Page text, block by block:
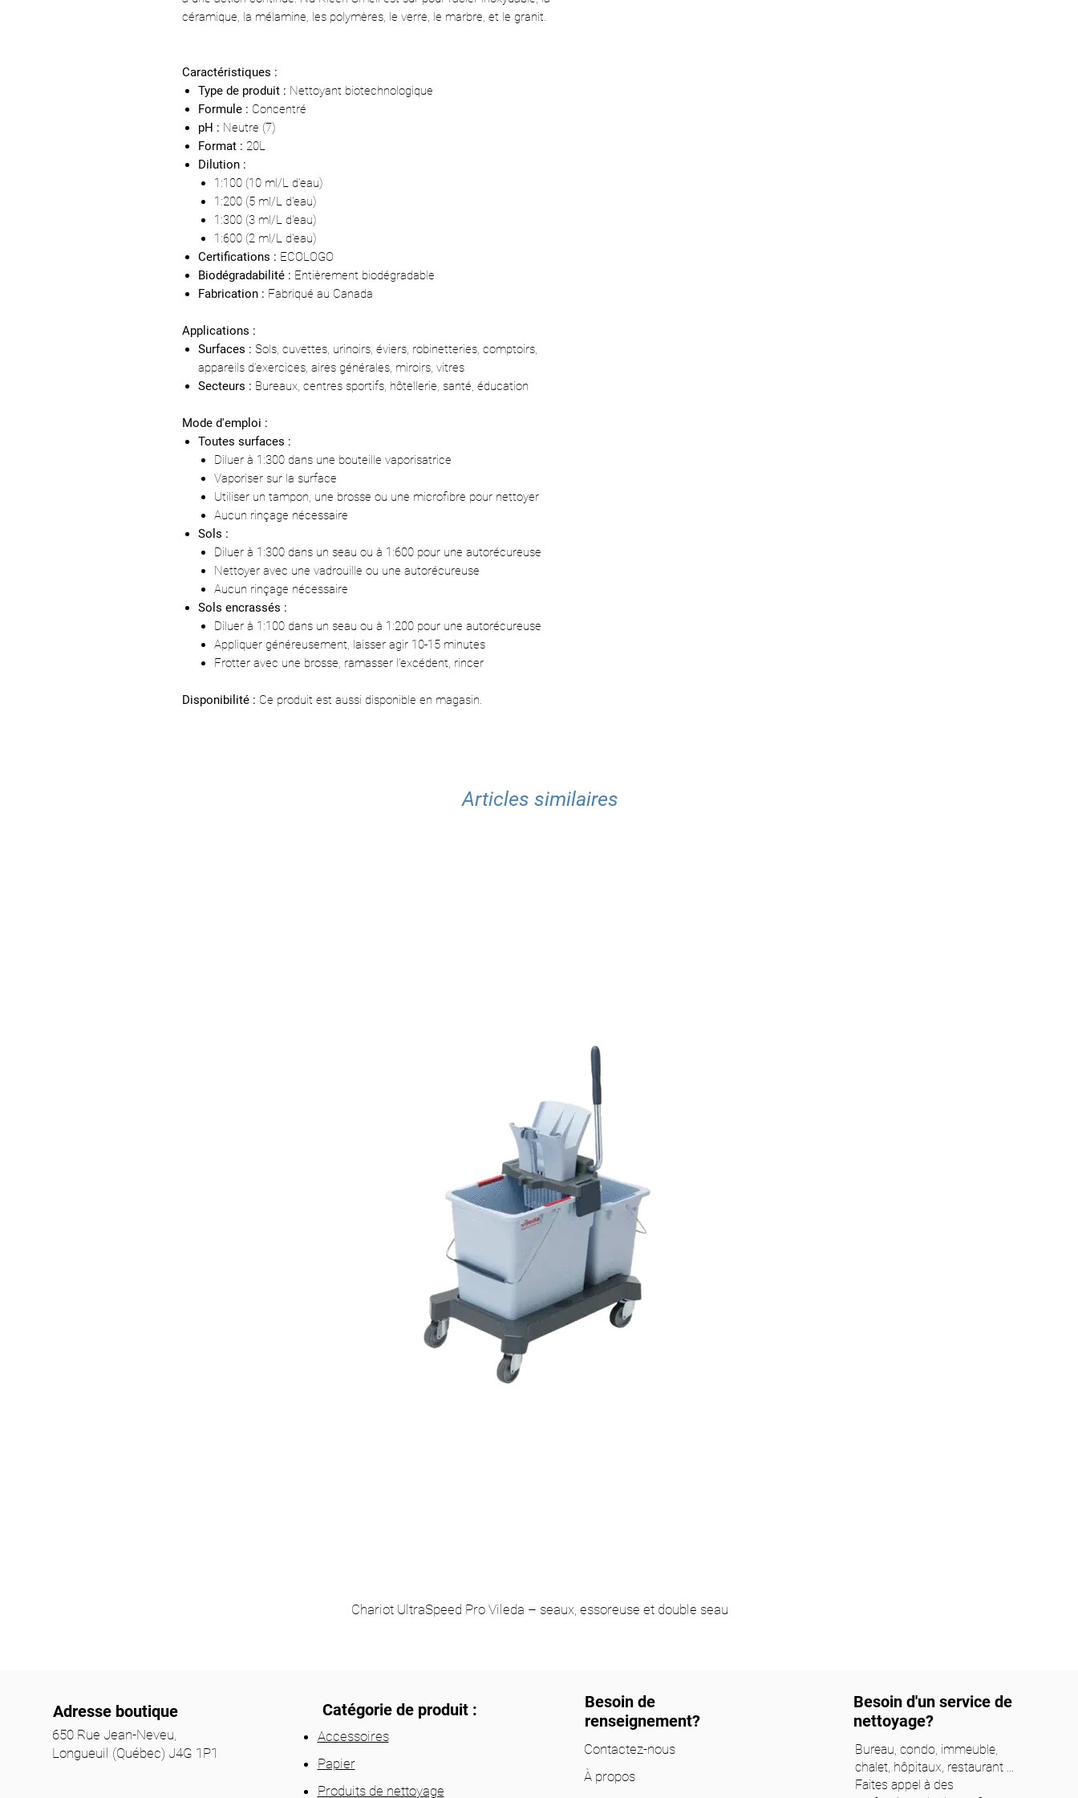
céramique, la mélamine, les polymères, le verre, le marbre, et le granit.
Caractéristiques :
Type de produit : Nettoyant biotechnologique
Formule : Concentré
pH : Neutre (7)
Format : 20L
Dilution :
1:100 (10 ml/L d'eau)
1:200 (5 ml/L d'eau)
1:300 (3 ml/L d'eau)
1:600 (2 ml/L d'eau)
Certifications : ECOLOGO
Biodégradabilité : Entièrement biodégradable
Fabrication : Fabriqué au Canada
Applications :
Surfaces : Sols, cuvettes, urinoirs, éviers, robinetteries, comptoirs,
appareils d’exercices, aires générales, miroirs, vitres
Secteurs : Bureaux, centres sportifs, hôtellerie, santé, éducation
Mode d'emploi :
Toutes surfaces :
Diluer à 1:300 dans une bouteille vaporisatrice
Vaporiser sur la surface
Utiliser un tampon, une brosse ou une microfibre pour nettoyer
Aucun rinçage nécessaire
Sols :
Diluer à 1:300 dans un seau ou à 1:600 pour une autorécureuse
Nettoyer avec une vadrouille ou une autorécureuse
Aucun rinçage nécessaire
Sols encrassés :
Diluer à 1:100 dans un seau ou à 1:200 pour une autorécureuse
Appliquer généreusement, laisser agir 10-15 minutes
Frotter avec une brosse, ramasser l’excédent, rincer
Disponibilité : Ce produit est aussi disponible en magasin.
Articles similaires
Chariot UltraSpeed Pro Vileda – seaux, essoreuse et double seau
Adresse boutique
650 Rue Jean-Neveu,
Longueuil (Québec) J4G 1P1
Catégorie de produit :
Accessoires
Papier
Produits de nettoyage
Besoin de
renseignement?
Contactez-nous
À propos
Besoin d'un service de
nettoyage?
Bureau, condo, immeuble,
chalet, hôpitaux, restaurant ...
Faites appel à des